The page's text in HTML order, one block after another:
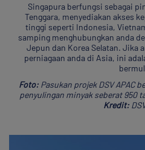
Singapura berfungsi sebagai
Tenggara, menyediakan akses
tinggi seperti Indonesia,
samping menghubungkan anda
Jepun dan Korea Selatan. Jika
perniagaan anda di Asia, ini
Foto: Pasukan projek DSV APAC
penyulingan minyak seberat 950
Kredit: